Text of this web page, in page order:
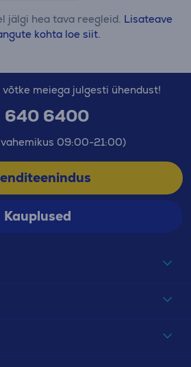
jälgi hea tava reegleid. Lisateave
kohta loe siit.
meiega julgesti ühendust!
640 6400
09:00-21:00)
Kauplused